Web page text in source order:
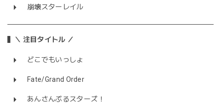
崩壊スターレイル
＼ 注目タイトル ／
どこでもいっしょ
Fate/Grand Order
あんさんぶるスターズ！